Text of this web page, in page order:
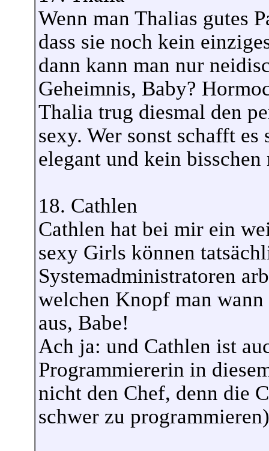
Wenn man Thalias gutes
dass sie noch kein
dann kann man nur
Geheimnis, Baby?
Thalia trug diesmal den
sexy. Wer sonst schafft
elegant und kein bisschen
18. Cathlen
Cathlen hat bei mir ein
sexy Girls können
Systemadministratoren
welchen Knopf man
aus, Babe!
Ach ja: und Cathlen ist
Programmiererin in
nicht den Chef, denn die
schwer zu programmieren)